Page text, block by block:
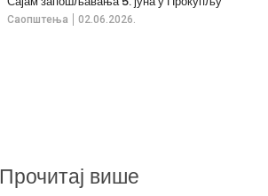
Саопштења 02.06.2026.
Прочитај више